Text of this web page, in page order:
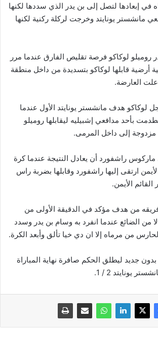
في إبعادها لتصل إلى بن يدر الذي سددها لكنها
مانشستر يونايتد وخرجت لركلة ركنية لكنها
82 أهدر روميلو لوكاكو فرصة تقليص الفارق عندما مرر
أرضية قابلها لوكاكو بتسديدة من داخل منطقة
العارضة.
84 سجل لوكاكو هدف مانشستر يونايتد الأول عندما
بأحد مدافعي إشبيليه ليقابلها روميلو
مزدوجة إلى داخل المرمى.
86 كاد ماركوس راشفورد أن يعادل النتيجة عندما كرة
ارتقى إليها راشفورد وقابلها بضربة راس
الأيمن.
فريقه من هدف مؤكد في الدقيقة الأولى من
من الضائع عندما انفرد به وسام بن يدر وسدد
من مرماه إلا ان دي خيا تألق وأبعد الكرة.
جديد ليطلق الحكم صافرة نهاية المباراة
يونايتد 2 / 1.